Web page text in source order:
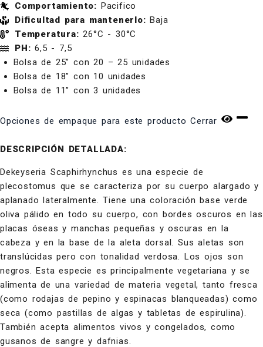
Comportamiento: Pacifico
Dificultad para mantenerlo: Baja
Temperatura: 26°C - 30°C
PH: 6,5 - 7,5
Bolsa de 25” con 20 – 25 unidades
Bolsa de 18” con 10 unidades
Bolsa de 11” con 3 unidades
Opciones de empaque para este productoCerrar
DESCRIPCIÓN DETALLADA:
Dekeyseria Scaphirhynchus es una especie de
plecostomus que se caracteriza por su cuerpo alargado y
aplanado lateralmente. Tiene una coloración base verde
oliva pálido en todo su cuerpo, con bordes oscuros en las
placas óseas y manchas pequeñas y oscuras en la
cabeza y en la base de la aleta dorsal. Sus aletas son
translúcidas pero con tonalidad verdosa. Los ojos son
negros. Esta especie es principalmente vegetariana y se
alimenta de una variedad de materia vegetal, tanto fresca
(como rodajas de pepino y espinacas blanqueadas) como
seca (como pastillas de algas y tabletas de espirulina).
También acepta alimentos vivos y congelados, como
gusanos de sangre y dafnias.